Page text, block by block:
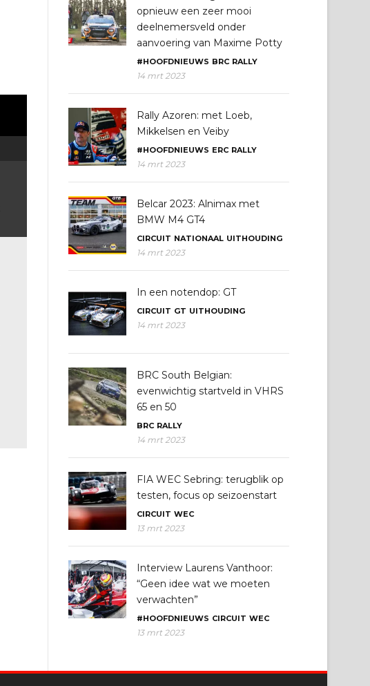
opnieuw een zeer mooi
deelnemersveld onder
aanvoering van Maxime Potty
#HOOFDNIEUWS BRC RALLY
14 mrt 2023
Rally Azoren: met Loeb,
Mikkelsen en Veiby
#HOOFDNIEUWS ERC RALLY
14 mrt 2023
Belcar 2023: Alnimax met
BMW M4 GT4
CIRCUIT NATIONAAL UITHOUDING
14 mrt 2023
In een notendop: GT
CIRCUIT GT UITHOUDING
14 mrt 2023
BRC South Belgian:
evenwichtig startveld in VHRS
65 en 50
BRC RALLY
14 mrt 2023
FIA WEC Sebring: terugblik op
testen, focus op seizoenstart
CIRCUIT WEC
13 mrt 2023
Interview Laurens Vanthoor:
“Geen idee wat we moeten
verwachten”
#HOOFDNIEUWS CIRCUIT WEC
13 mrt 2023